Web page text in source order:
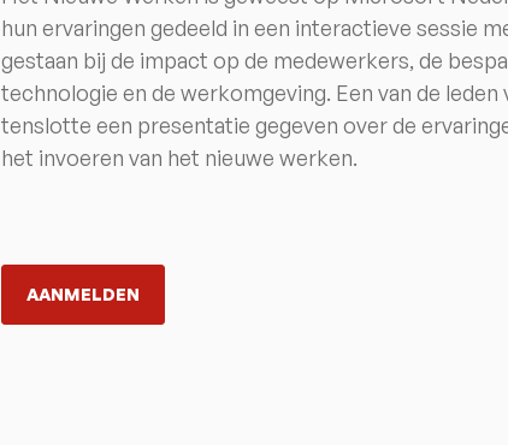
hun ervaringen gedeeld in een interactieve sessie
gestaan bij de impact op de medewerkers, de
technologie en de werkomgeving. Een van de leden
tenslotte een presentatie gegeven over de
het invoeren van het nieuwe werken.
AANMELDEN